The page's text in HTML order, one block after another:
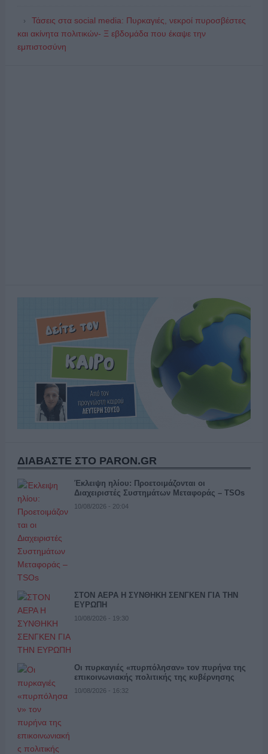
Τάσεις στα social media: Πυρκαγιές, νεκροί πυροσβέστες
και ακίνητα πολιτικών- Ξ εβδομάδα που έκαψε την
εμπιστοσύνη
ΔΙΑΒΑΣΤΕ ΣΤΟ PARON.GR
Έκλειψη ηλίου: Προετοιμάζονται οι
Διαχειριστές Συστημάτων Μεταφοράς – TSOs
10/08/2026 - 20:04
ΣΤΟΝ ΑΕΡΑ Η ΣΥΝΘΗΚΗ ΣΕΝΓΚΕΝ ΓΙΑ ΤΗΝ
ΕΥΡΩΠΗ
10/08/2026 - 19:30
Οι πυρκαγιές «πυρπόλησαν» τον πυρήνα της
επικοινωνιακής πολιτικής της κυβέρνησης
10/08/2026 - 16:32